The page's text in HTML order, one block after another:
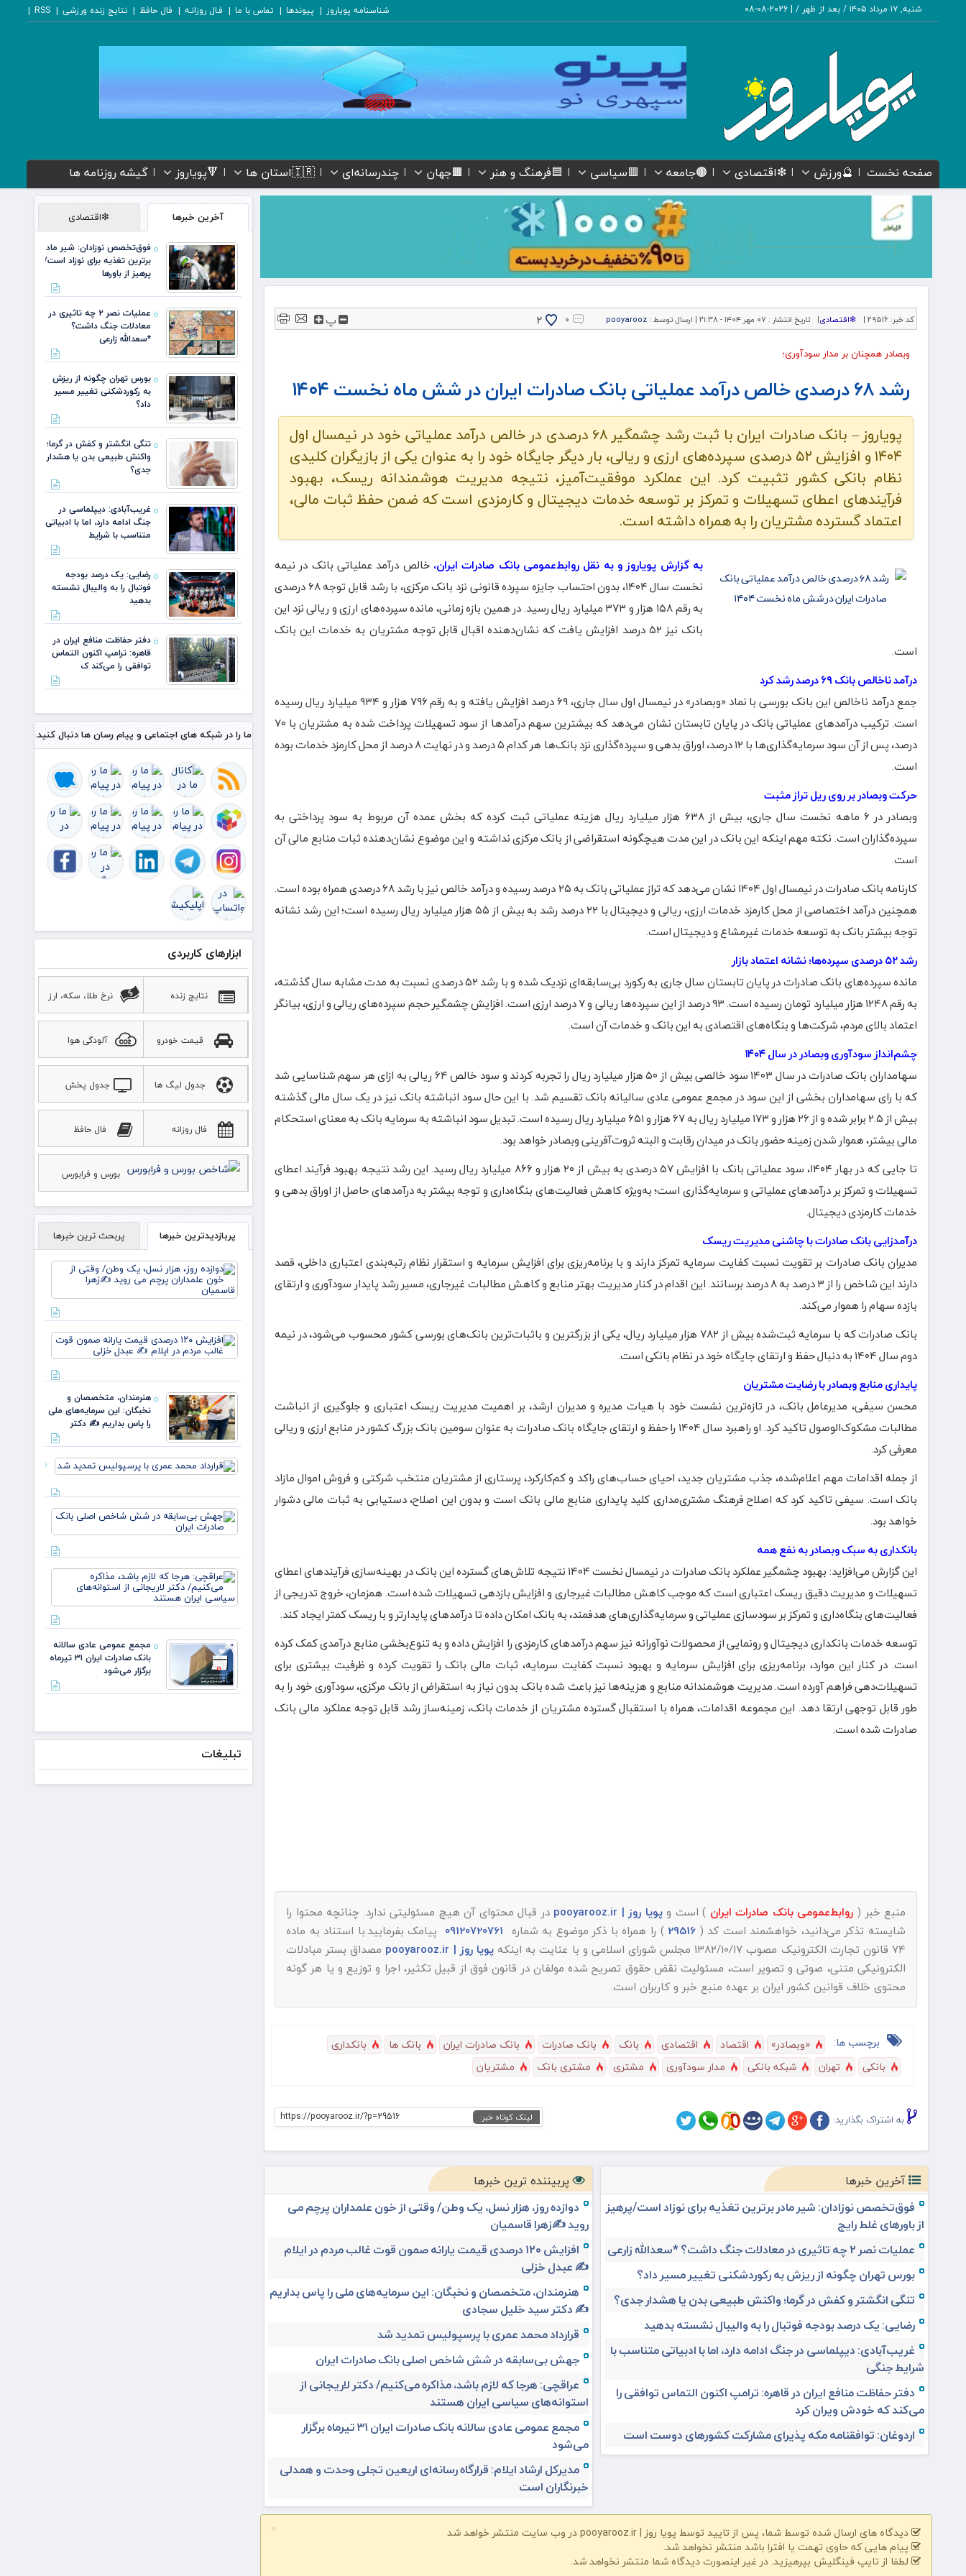
شنبه, ۱۷ مرداد ۱۴۰۵ / بعد از ظهر / |
2026-08-08 شناسنامه پویاروز پیوندها تماس با ما فـال روزانـه فال حافظ نتایج زنده ورزشی RSS
صفحه نخست 🔮ورزش ❇اقتصادی 🟤جامعه 🟥سیاسی 🟦فرهنگ و هنر 🟫جهان چندرسانه‌ای 🇮🇷استان ها 🔻پویاروز گیشه روزنامه ها
کد خبر: 29516 | ❇اقتصادی| تاریخ انتشار : ۰۷ مهر ۱۴۰۴ - ۲۱:۳۸ | ارسال توسط : pooyarooz ۰ 2 پ
وبصادر همچنان بر مدار سودآوری؛
رشد ۶۸ درصدی خالص درآمد عملیاتی بانک صادرات ایران در شش ماه نخست ۱۴۰۴
پویاروز – بانک صادرات ایران با ثبت رشد چشمگیر ۶۸ درصدی در خالص درآمد عملیاتی خود در نیمسال اول
۱۴۰۴ و افزایش ۵۲ درصدی سپرده‌های ارزی و ریالی، بار دیگر جایگاه خود را به عنوان یکی از بازیگران کلیدی
نظام بانکی کشور تثبیت کرد. این عملکرد موفقیت‌آمیز، نتیجه مدیریت هوشمندانه ریسک، بهبود
فرآیندهای اعطای تسهیلات و تمرکز بر توسعه خدمات دیجیتال و کارمزدی است که ضمن حفظ ثبات مالی،
اعتماد گسترده مشتریان را به همراه داشته است.
به گزارش پویاروز و به نقل روابط‌عمومی بانک صادرات ایران، خالص درآمد عملیاتی بانک در نیمه
نخست سال ۱۴۰۴، بدون احتساب جایزه سپرده قانونی نزد بانک مرکزی، با رشد قابل توجه ۶۸ درصدی
به رقم ۱۵۸ هزار و ۳۷۳ میلیارد ریال رسید. در همین بازه زمانی، مانده سپرده‌های ارزی و ریالی نزد این
بانک نیز ۵۲ درصد افزایش یافت که نشان‌دهنده اقبال قابل توجه مشتریان به خدمات این بانک
است.
درآمد ناخالص بانک ۶۹ درصد رشد کرد
جمع درآمد ناخالص این بانک بورسی با نماد «وبصادر» در نیمسال اول سال جاری، ۶۹ درصد افزایش یافته و به رقم ۷۹۶ هزار و ۹۳۴ میلیارد ریال رسیده
است. ترکیب درآمدهای عملیاتی بانک در پایان تابستان نشان می‌دهد که بیشترین سهم درآمدها از سود تسهیلات پرداخت شده به مشتریان با ۷۰
درصد، پس از آن سود سرمایه‌گذاری‌ها با ۱۲ درصد، اوراق بدهی و سپرده‌گذاری نزد بانک‌ها هر کدام ۵ درصد و در نهایت ۸ درصد از محل کارمزد خدمات بوده
است.
حرکت وبصادر بر روی ریل تراز مثبت
وبصادر در ۶ ماهه نخست سال جاری، بیش از ۶۳۸ هزار میلیارد ریال هزینه عملیاتی ثبت کرده که بخش عمده آن مربوط به سود پرداختی به
سپرده‌گذاران است. نکته مهم اینکه این بانک در این مدت هیچگونه استقراضی از بانک مرکزی نداشته و این موضوع نشان‌دهنده ثبات منابع مالی آن
است.
کارنامه بانک صادرات در نیمسال اول ۱۴۰۴ نشان می‌دهد که تراز عملیاتی بانک به ۲۵ درصد رسیده و درآمد خالص نیز با رشد ۶۸ درصدی همراه بوده است.
همچنین درآمد اختصاصی از محل کارمزد خدمات ارزی، ریالی و دیجیتال با ۲۲ درصد رشد به بیش از ۵۵ هزار میلیارد ریال رسیده است؛ این رشد نشانه
توجه بیشتر بانک به توسعه خدمات غیرمشاع و دیجیتال است.
رشد ۵۲ درصدی سپرده‌ها؛ نشانه اعتماد بازار
مانده سپرده‌های بانک صادرات در پایان تابستان سال جاری به رکورد بی‌سابقه‌ای نزدیک شده و با رشد ۵۲ درصدی نسبت به مدت مشابه سال گذشته،
به رقم ۱۲۴۸ هزار میلیارد تومان رسیده است. ۹۳ درصد از این سپرده‌ها ریالی و ۷ درصد ارزی است. افزایش چشمگیر حجم سپرده‌های ریالی و ارزی، بیانگر
اعتماد بالای مردم، شرکت‌ها و بنگاه‌های اقتصادی به این بانک و خدمات آن است.
چشم‌انداز سودآوری وبصادر در سال ۱۴۰۴
سهامداران بانک صادرات در سال ۱۴۰۳ سود خالصی بیش از ۵۰ هزار میلیارد ریال را تجربه کردند و سود خالص ۶۴ ریالی به ازای هر سهم شناسایی شد
که با رای سهامداران بخشی از این سود در مجمع عمومی عادی سالیانه بانک تقسیم شد. با این حال سود انباشته بانک نیز در یک سال مالی گذشته
بیش از ۲.۵ برابر شده و از ۲۶ هزار و ۱۷۳ میلیارد ریال به ۶۷ هزار و ۶۵۱ میلیارد ریال رسیده است. تبدیل سود انباشته به سرمایه بانک به معنای استحکام
مالی بیشتر، هموار شدن زمینه حضور بانک در میدان رقابت و البته ثروت‌آفرینی وبصادر خواهد بود.
تا جایی که در بهار ۱۴۰۴، سود عملیاتی بانک با افزایش ۵۷ درصدی به بیش از ۲۰ هزار و ۸۶۶ میلیارد ریال رسید. این رشد نتیجه بهبود فرآیند اعطای
تسهیلات و تمرکز بر درآمدهای عملیاتی و سرمایه‌گذاری است؛ به‌ویژه کاهش فعالیت‌های بنگاه‌داری و توجه بیشتر به درآمدهای حاصل از اوراق بدهی و
خدمات کارمزدی دیجیتال.
درآمدزایی بانک صادرات با چاشنی مدیریت ریسک
مدیران بانک صادرات بر تقویت نسبت کفایت سرمایه تمرکز دارند و با برنامه‌ریزی برای افزایش سرمایه و استقرار نظام رتبه‌بندی اعتباری داخلی، قصد
دارند این شاخص را از ۳ درصد به ۸ درصد برسانند. این اقدام در کنار مدیریت بهتر منابع و کاهش مطالبات غیرجاری، مسیر رشد پایدار سودآوری و ارتقای
بازده سهام را هموار می‌کند.
بانک صادرات که با سرمایه ثبت‌شده بیش از ۷۸۲ هزار میلیارد ریال، یکی از بزرگترین و باثبات‌ترین بانک‌های بورسی کشور محسوب می‌شود، در نیمه
دوم سال ۱۴۰۴ به دنبال حفظ و ارتقای جایگاه خود در نظام بانکی است.
پایداری منابع وبصادر با رضایت مشتریان
محسن سیفی، مدیرعامل بانک، در تازه‌ترین نشست خود با هیات مدیره و مدیران ارشد، بر اهمیت مدیریت ریسک اعتباری و جلوگیری از انباشت
مطالبات مشکوک‌الوصول تاکید کرد. او راهبرد سال ۱۴۰۴ را حفظ و ارتقای جایگاه بانک صادرات به عنوان سومین بانک بزرگ کشور در منابع ارزی و ریالی
معرفی کرد.
از جمله اقدامات مهم اعلام‌شده، جذب مشتریان جدید، احیای حساب‌های راکد و کم‌کارکرد، پرستاری از مشتریان منتخب شرکتی و فروش اموال مازاد
بانک است. سیفی تاکید کرد که اصلاح فرهنگ مشتری‌مداری کلید پایداری منابع مالی بانک است و بدون این اصلاح، دستیابی به ثبات مالی دشوار
خواهد بود.
بانکداری به سبک وبصادر به نفع همه
این گزارش می‌افزاید: بهبود چشمگیر عملکرد بانک صادرات در نیمسال نخست ۱۴۰۴ نتیجه تلاش‌های گسترده این بانک در بهینه‌سازی فرآیندهای اعطای
تسهیلات و مدیریت دقیق ریسک اعتباری است که موجب کاهش مطالبات غیرجاری و افزایش بازدهی تسهیلات شده است. همزمان، خروج تدریجی از
فعالیت‌های بنگاه‌داری و تمرکز بر سودسازی عملیاتی و سرمایه‌گذاری‌های هدفمند، به بانک امکان داده تا درآمدهای پایدارتر و با ریسک کمتر ایجاد کند.
توسعه خدمات بانکداری دیجیتال و رونمایی از محصولات نوآورانه نیز سهم درآمدهای کارمزدی را افزایش داده و به تنوع‌بخشی منابع درآمدی کمک کرده
است. در کنار این موارد، برنامه‌ریزی برای افزایش سرمایه و بهبود نسبت کفایت سرمایه، ثبات مالی بانک را تقویت کرده و ظرفیت بیشتری برای
تسهیلات‌دهی فراهم آورده است. مدیریت هوشمندانه منابع و هزینه‌ها نیز باعث شده بانک بدون نیاز به استقراض از بانک مرکزی، سودآوری خود را به
طور قابل توجهی ارتقا دهد. این مجموعه اقدامات، همراه با استقبال گسترده مشتریان از خدمات بانک، زمینه‌ساز رشد قابل توجه عملکرد مالی بانک
صادرات شده است.
منبع خبر ( روابط‌عمومی بانک صادرات ایران ) است وپویا روز | pooyarooz.ir
در قبال محتوای آن هیچ مسئولیتی ندارد. چنانچه محتوا را
شایسته تذکر می‌دانید، خواهشمند است کد (
) را همراه با ذکر موضوع به شماره
پیامک بفرمایید.با استناد به ماده
۷۴ قانون تجارت الکترونیک مصوب ۱۳۸۲/۱۰/۱۷ مجلس شورای اسلامی و با عنایت به اینکه
پویا روز | pooyarooz.ir
مصداق بستر مبادلات
الکترونیکی متنی، صوتی و تصویر است، مسئولیت نقض حقوق تصریح شده مولفان در قانون فوق از قبیل تکثیر، اجرا و توزیع و یا هر گونه
محتوی خلاف قوانین کشور ایران بر عهده منبع خبر و کاربران است.
برچسب ها: «وبصادر» اقتصاد اقتصادی بانک بانک صادرات بانک صادرات ایران بانک ها
بانکداری
بانکی
تهران شبکه بانکی مدار سودآوری مشتری مشتری بانک مشتریان
به اشتراک بگذارید: لینک کوتاه خبر: https://pooyarooz.ir/?p=29516
آخرین خبرها
فوق‌تخصص نوزادان: شیر مادر برترین تغذیه برای نوزاد است/پرهیز
از باورهای غلط رایج
عملیات نصر ۲ چه تاثیری در معادلات جنگ داشت؟ *سعدالله زارعی
بورس تهران چگونه از ریزش به رکوردشکنی تغییر مسیر داد؟
تنگی انگشتر و کفش در گرما؛ واکنش طبیعی بدن یا هشدار جدی؟
رضایی: یک درصد بودجه فوتبال را به والیبال نشسته بدهید
غریب‌آبادی: دیپلماسی در جنگ ادامه دارد، اما با ادبیاتی متناسب با
شرایط جنگی
دفتر حفاظت منافع ایران در قاهره: ترامپ اکنون التماس توافقی را
می‌کند که خودش ویران کرد
اردوغان: توافقنامه مکه پذیرای مشارکت کشورهای دوست است
پربیننده ترین خبرها
دوازده روز، هزار نسل، یک وطن/ وقتی از خون علمداران پرچم می
روید ✍️زهرا قاسمیان
افزایش ۱۲۰ درصدی قیمت یارانه صمون قوت غالب مردم در ایلام
✍️ عبدل خزلی
هنرمندان، متخصصان و نخبگان: این سرمایه‌های ملی را پاس بداریم
✍️ دکتر سید خلیل سجادی
قرارداد محمد عمری با پرسپولیس تمدید شد
جهش بی‌سابقه در شش شاخص اصلی بانک صادرات ایران
عراقچی: هرجا که لازم باشد، مذاکره می‌کنیم/ دکتر لاریجانی از
استوانه‌های سیاسی ایران هستند
مجمع عمومی عادی سالانه بانک صادرات ایران ۳۱ تیرماه برگزار
می‌شود
مدیرکل ارشاد ایلام: قرارگاه رسانه‌ای اربعین تجلی وحدت و همدلی
خبرنگاران است
×
دیدگاه های ارسال شده توسط شما، پس از تایید توسط پویا روز | pooyarooz.ir در وب سایت منتشر خواهد شد
پیام هایی که حاوی تهمت یا افترا باشد منتشر نخواهد شد.
لطفا از تایپ فینگلیش بپرهیزید. در غیر اینصورت دیدگاه شما منتشر نخواهد شد.
آخرین خبرها ❇اقتصادی
فوق‌تخصص نوزادان: شیر مادر
برترین تغذیه برای نوزاد است/
پرهیز از باورها
عملیات نصر ۲ چه تاثیری در
معادلات جنگ داشت؟
*سعدالله زارعی
بورس تهران چگونه از ریزش
به رکوردشکنی تغییر مسیر
داد؟
تنگی انگشتر و کفش در گرما؛
واکنش طبیعی بدن یا هشدار
جدی؟
غریب‌آبادی: دیپلماسی در
جنگ ادامه دارد، اما با ادبیاتی
متناسب با شرایط
رضایی: یک درصد بودجه
فوتبال را به والیبال نشسته
بدهید
دفتر حفاظت منافع ایران در
قاهره: ترامپ اکنون التماس
توافقی را می‌کند ک
ما را در شبکه های اجتماعی و پیام رسان ها دنبال کنید.
ابزارهای کاربردی
نتایج زنده نرخ طلا، سکه، ارز
قیمت خودرو آلودگی هوا
جدول لیگ ها
جدول پخش
ورزشی
فال روزانه
فال حافظ
بورس و فرابورس
پربازدیدترین خبرها پربحث ترین خبرها
هنرمندان، متخصصان و
نخبگان: این سرمایه‌های ملی
را پاس بداریم ✍️ دکتر
مجمع عمومی عادی سالانه
بانک صادرات ایران ۳۱ تیرماه
برگزار می‌شود
تبلیغات